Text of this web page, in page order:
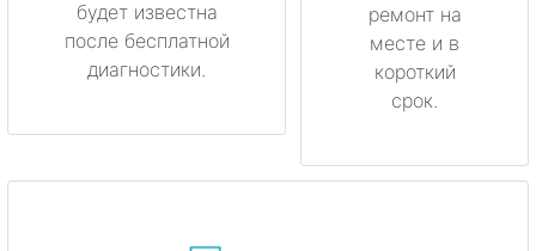
будет известна
после бесплатной
диагностики.
ремонт на
месте и в
короткий
срок.